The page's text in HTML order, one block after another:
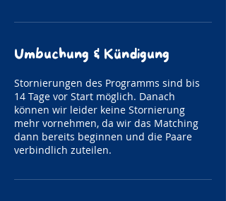
Umbuchung & Kündigung
Stornierungen des Programms sind bis
14 Tage vor Start möglich. Danach
können wir leider keine Stornierung
mehr vornehmen, da wir das Matching
dann bereits beginnen und die Paare
verbindlich zuteilen.